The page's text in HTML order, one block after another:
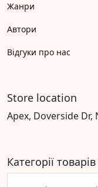
Жанри
Автори
Відгуки про нас
Store location
Apex, Doverside
Категорії товарів